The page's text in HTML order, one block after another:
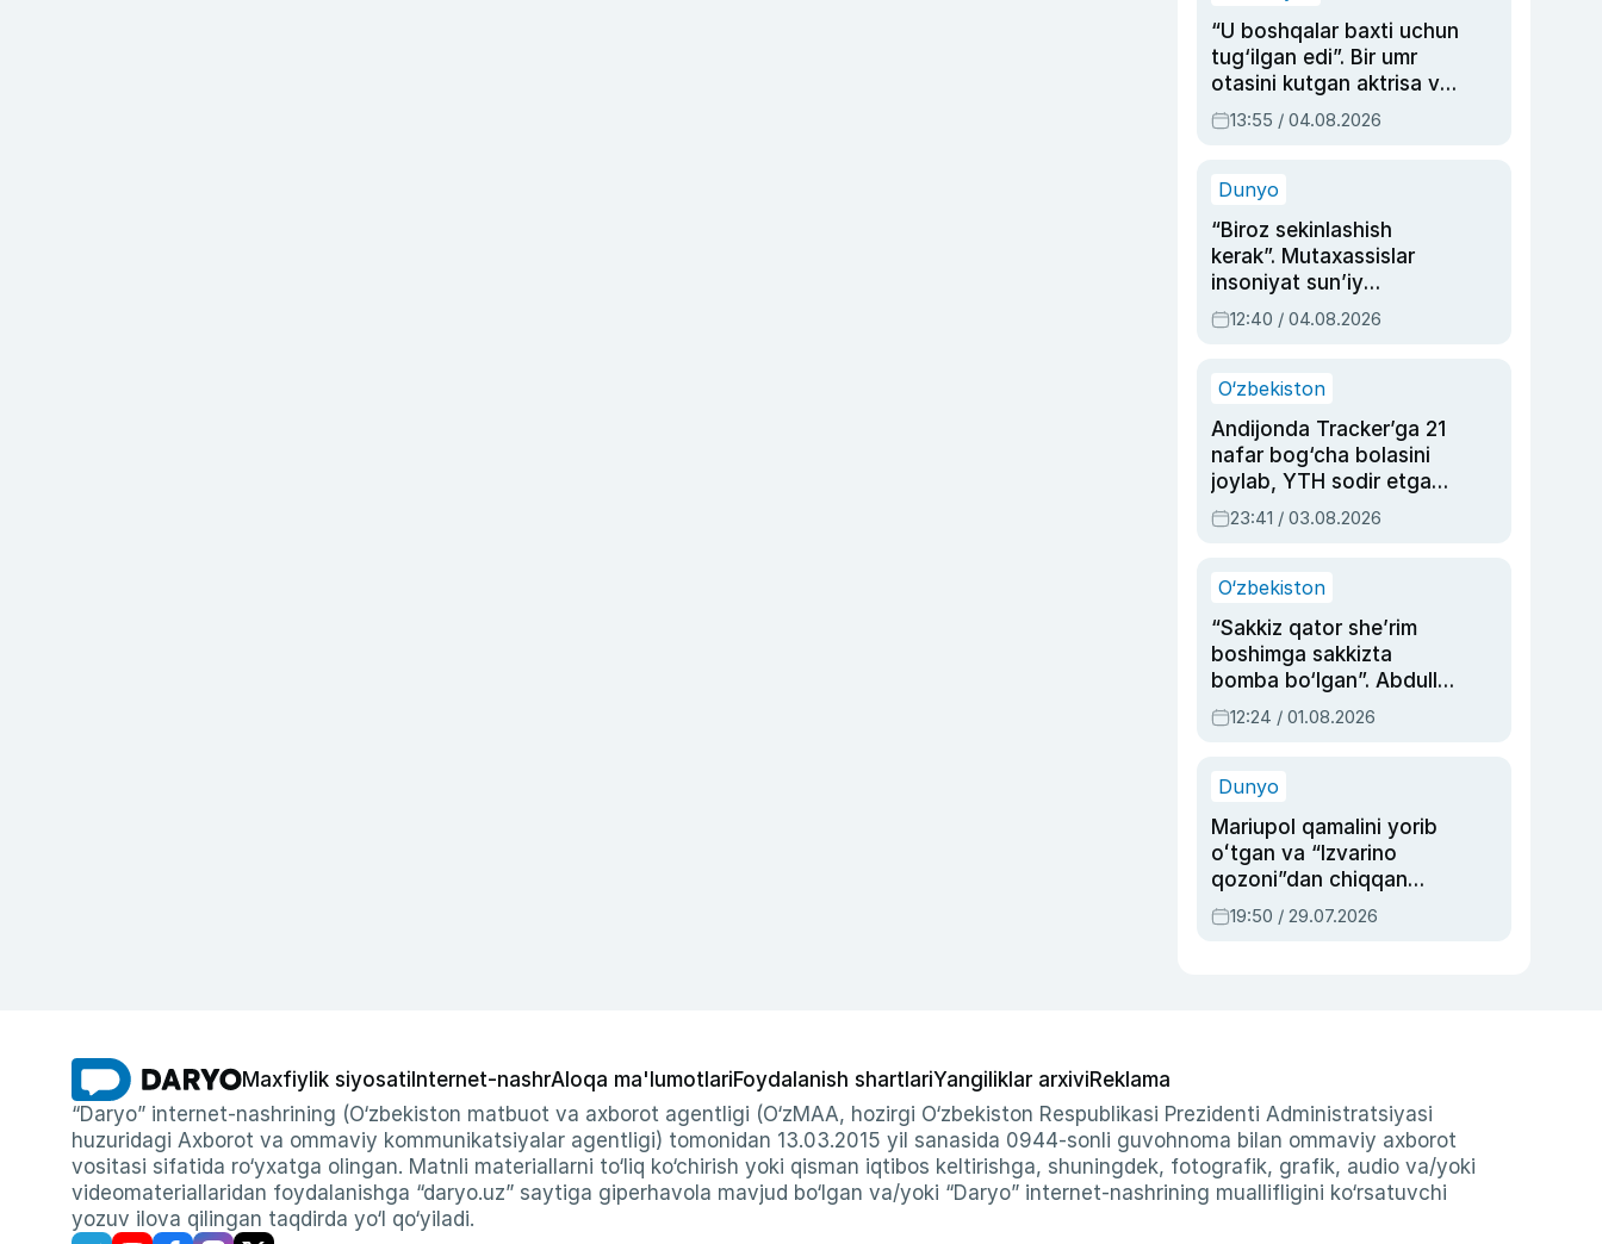
“U boshqalar baxti uchun
tug‘ilgan edi”. Bir umr
otasini kutgan aktrisa va
dublyaj ustasi Rimma
Ahmedovaning
13:55 / 04.08.2026
Dunyo
“Biroz sekinlashish
kerak”. Mutaxassislar
insoniyat sun’iy
intellektni boshqara
olmay qolishidan xavotir
12:40 / 04.08.2026
O‘zbekiston
Andijonda Tracker’ga 21
nafar bog‘cha bolasini
joylab, YTH sodir etgan
ayolga sud hukmi o‘qildi
23:41 / 03.08.2026
O‘zbekiston
“Sakkiz qator she’rim
boshimga sakkizta
bomba bo‘lgan”. Abdulla
Oripovni siyosiy
ayblovlardan asrab
12:24 / 01.08.2026
Dunyo
Mariupol qamalini yorib
oʻtgan va “Izvarino
qozoni”dan chiqqan
qahramon — Ukraina
armiyasi bosh
19:50 / 29.07.2026
Maxfiylik siyosati Internet-nashrAloqa ma'lumotlariFoydalanish shartlariYangiliklar arxiviReklama
“Daryo” internet-nashrining (O‘zbekiston matbuot va axborot agentligi (O‘zMAA, hozirgi O‘zbekiston Respublikasi Prezidenti Administratsiyasi
huzuridagi Axborot va ommaviy kommunikatsiyalar agentligi) tomonidan 13.03.2015 yil sanasida 0944-sonli guvohnoma bilan ommaviy axborot
vositasi sifatida ro‘yxatga olingan. Matnli materiallarni to‘liq ko‘chirish yoki qisman iqtibos keltirishga, shuningdek, fotografik, grafik, audio va/yoki
videomateriallaridan foydalanishga “daryo.uz” saytiga giperhavola mavjud bo‘lgan va/yoki “Daryo” internet-nashrining muallifligini ko‘rsatuvchi
yozuv ilova qilingan taqdirda yo‘l qo‘yiladi.